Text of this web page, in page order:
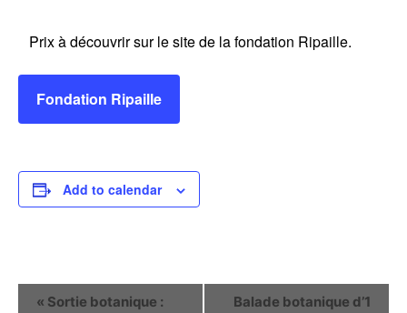
Prix à découvrir sur le site de la fondation Ripaille.
Fondation Ripaille
Add to calendar
Event
« Sortie botanique :
Balade botanique d’1